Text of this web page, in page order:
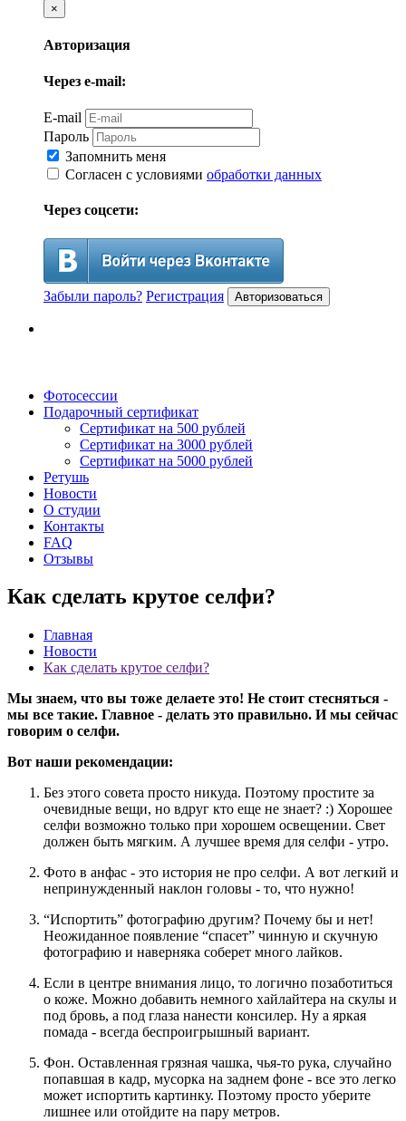
×
Авторизация
Через e-mail:
E-mail
Пароль
Запомнить меня
Согласен с условиями обработки данных
Через соцсети:
Забыли пароль? Регистрация Авторизоваться
Фотосессии
Подарочный сертификат
Сертификат на 500 рублей
Сертификат на 3000 рублей
Сертификат на 5000 рублей
Ретушь
Новости
О студии
Контакты
FAQ
Отзывы
Как сделать крутое селфи?
Главная
Новости
Как сделать крутое селфи?
Мы знаем, что вы тоже делаете это! Не стоит стесняться -
мы все такие. Главное - делать это правильно. И мы сейчас
говорим о селфи.
Вот наши рекомендации:
Без этого совета просто никуда. Поэтому простите за
очевидные вещи, но вдруг кто еще не знает? :) Хорошее
селфи возможно только при хорошем освещении. Свет
должен быть мягким. А лучшее время для селфи - утро.
Фото в анфас - это история не про селфи. А вот легкий и
непринужденный наклон головы - то, что нужно!
“Испортить” фотографию другим? Почему бы и нет!
Неожиданное появление “спасет” чинную и скучную
фотографию и наверняка соберет много лайков.
Если в центре внимания лицо, то логично позаботиться
о коже. Можно добавить немного хайлайтера на скулы и
под бровь, а под глаза нанести консилер. Ну а яркая
помада - всегда беспроигрышный вариант.
Фон. Оставленная грязная чашка, чья-то рука, случайно
попавшая в кадр, мусорка на заднем фоне - все это легко
может испортить картинку. Поэтому просто уберите
лишнее или отойдите на пару метров.